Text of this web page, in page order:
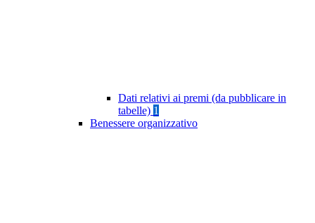
Dati relativi ai premi (da pubblicare in
tabelle) 1
Benessere organizzativo